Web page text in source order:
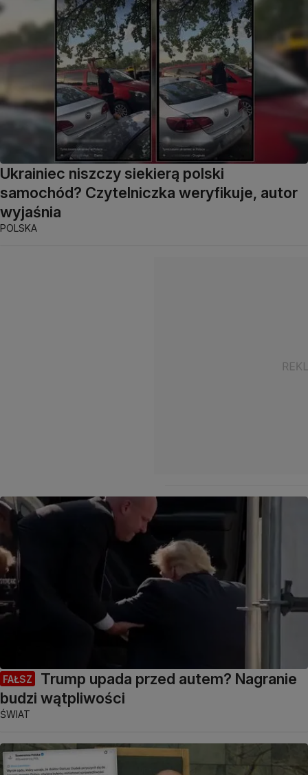
Ukrainiec niszczy siekierą polski
samochód? Czytelniczka weryfikuje, autor
wyjaśnia
POLSKA
FAŁSZ
Trump upada przed autem? Nagranie
budzi wątpliwości
ŚWIAT